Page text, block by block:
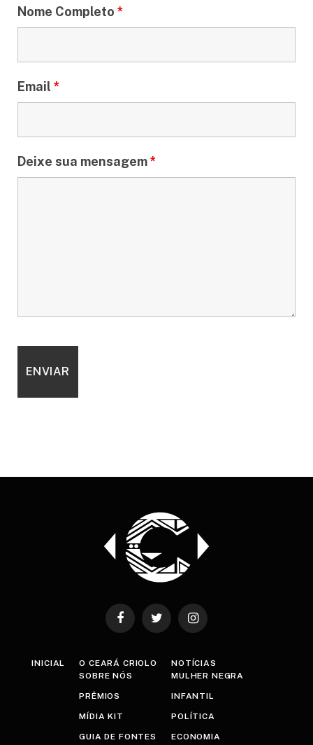
Nome Completo *
Email *
Deixe sua mensagem*
FacebookTwitter Instagram
INICIAL
O CEARÁ CRIOLO
SOBRE NÓS
PRÊMIOS
MÍDIA KIT
GUIA DE FONTES
NOTÍCIAS
MULHER NEGRA
INFANTIL
POLÍTICA
ECONOMIA